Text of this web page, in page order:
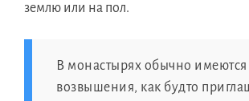
землю или на пол.
В монастырях обычно имеются
возвышения, как будто